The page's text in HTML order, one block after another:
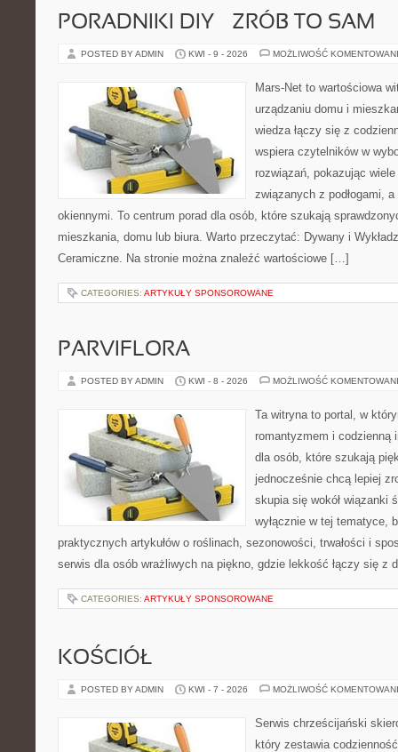
PORADNIKI DIY – ZRÓB TO SAM
POSTED BY ADMIN KWI - 9 - 2026 MOŻLIWOŚĆ
Mars-Net to wartościowa
urządzaniu domu i
wiedza łączy się z
wspiera czytelników w
rozwiązań, pokazując
związanych z podłogami,
okiennymi. To centrum porad dla osób, które szukają
mieszkania, domu lub biura. Warto przeczytać: Dywany i
Ceramiczne. Na stronie można znaleźć wartościowe […]
CATEGORIES: ARTYKUŁY SPONSOROWANE
PARVIFLORA
POSTED BY ADMIN KWI - 8 - 2026 MOŻLIWOŚĆ
Ta witryna to portal, w
romantyzmem i codzienną
dla osób, które szukają
jednocześnie chcą lepiej
skupia się wokół wiązanki
wyłącznie w tej tematyce,
praktycznych artykułów o roślinach, sezonowości, trwałości i
serwis dla osób wrażliwych na piękno, gdzie lekkość łączy się z
CATEGORIES: ARTYKUŁY SPONSOROWANE
KOŚCIÓŁ
POSTED BY ADMIN KWI - 7 - 2026 MOŻLIWOŚĆ
Serwis chrześcijański
który zestawia